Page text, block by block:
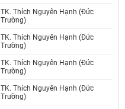
TK. Thích Nguyên Hạnh (Đức
Trường)
TK. Thích Nguyên Hạnh (Đức
Trường)
TK. Thích Nguyên Hạnh (Đức
Trường)
TK. Thích Nguyên Hạnh (Đức
Trường)